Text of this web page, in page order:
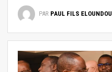
PAR PAUL FILS ELOUNDOU